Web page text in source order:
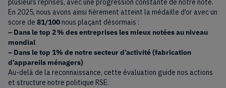
plusieurs reprises, avec une progression constante de notre note.
En 2025, nous avons ainsi fièrement atteint la médaille d’or avec un
score de 81/100nous plaçant désormais :
– Dans le top 2 % des entreprises les mieux notées au niveau
mondial
– Dans le top 1% de notre secteur d’activité (fabrication
d’appareils ménagers)
Au-delà de la reconnaissance, cette évaluation guide nos actions
et structure notre politique RSE.